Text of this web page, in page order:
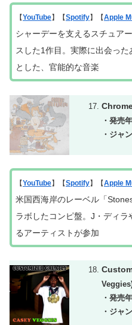
【YouTube】【Spotify】【Apple
シャーデーを支えるスチュア
スした1作目。実際に出会っ
とした、官能的な音楽
・発売
・ジャ
【YouTube】【Spotify】【Apple
米国西海岸のレーベル「
ラボしたコンピ盤。J・ディ
るアーティストが参加
・発売
・ジャ